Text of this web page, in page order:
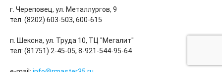
г. Череповец, ул. Металлургов, 9
тел. (8202) 603-503, 600-615
п. Шексна, ул. Труда 10, ТЦ "Мегалит"
тел: (81751) 2-45-05, 8-921-544-95-64